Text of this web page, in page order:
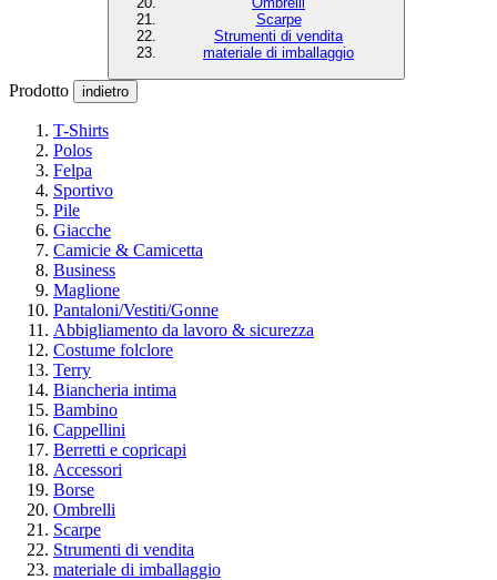
Scarpe
Strumenti di vendita
materiale di imballaggio
Prodotto indietro
T-Shirts
Polos
Felpa
Sportivo
Pile
Giacche
Camicie & Camicetta
Business
Maglione
Pantaloni/Vestiti/Gonne
Abbigliamento da lavoro & sicurezza
Costume folclore
Terry
Biancheria intima
Bambino
Cappellini
Berretti e copricapi
Accessori
Borse
Ombrelli
Scarpe
Strumenti di vendita
materiale di imballaggio